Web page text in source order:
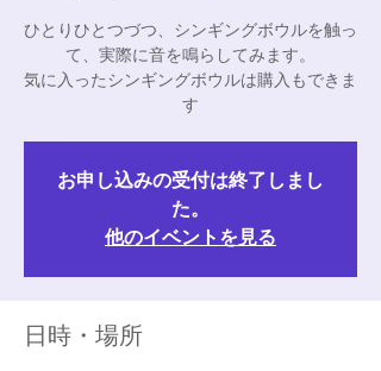
ひとりひとつづつ、シンギングボウルを触っ
て、実際に音を鳴らしてみます。
気に入ったシンギングボウルは購入もできま
す
お申し込みの受付は終了しまし
た。
他のイベントを見る
日時・場所